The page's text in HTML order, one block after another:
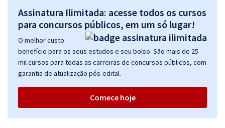
Assinatura Ilimitada: acesse todos os cursos
para concursos públicos, em um só lugar!
O melhor custo
benefício para os seus estudos e seu bolso. São mais de 25
mil cursos para todas as carreiras de concursos públicos, com
garantia de atualização pós-edital.
Comece hoje